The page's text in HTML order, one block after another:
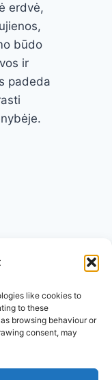
like cookies to
to these
browsing behaviour or
consent, may
erdvė,
būdo
ir
padeda
politika